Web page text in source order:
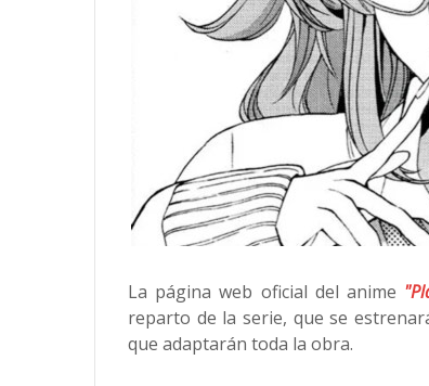
La página web oficial del anime
reparto de la serie, que se
que adaptarán toda la obra.